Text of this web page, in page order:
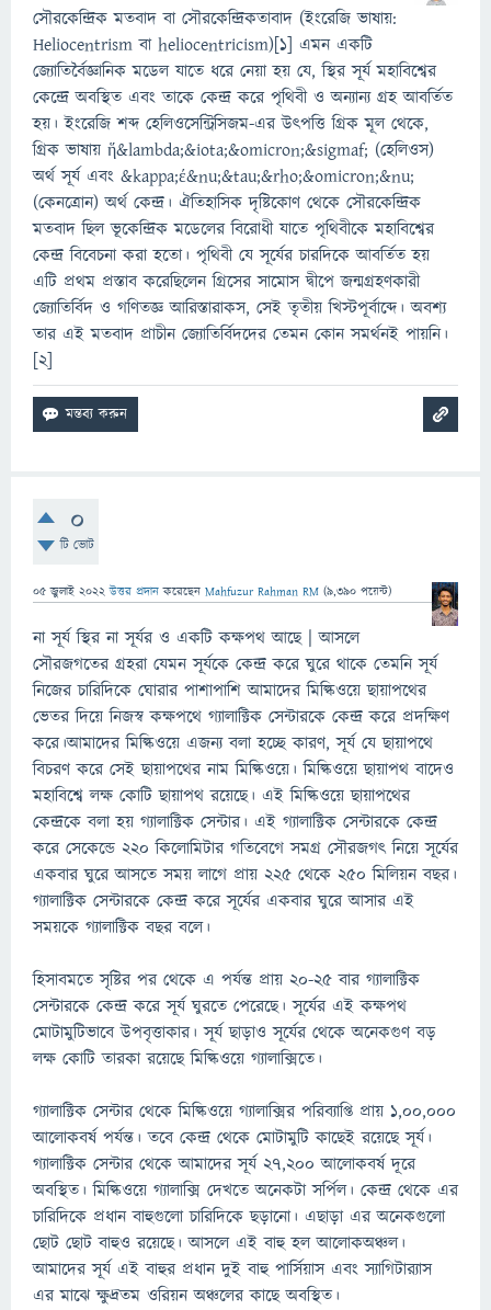
সৌরকেন্দ্রিক মতবাদ বা সৌরকেন্দ্রিকতাবাদ (ইংরেজি ভাষায়:
Heliocentrism বা heliocentricism)[১] এমন একটি
জ্যোতির্বৈজ্ঞানিক মডেল যাতে ধরে নেয়া হয় যে, স্থির সূর্য মহাবিশ্বের
কেন্দ্রে অবস্থিত এবং তাকে কেন্দ্র করে পৃথিবী ও অন্যান্য গ্রহ আবর্তিত
হয়। ইংরেজি শব্দ হেলিওসেন্ট্রিসিজম-এর উৎপত্তি গ্রিক মূল থেকে,
গ্রিক ভাষায় ἥ&lambda;&iota;&omicron;&sigmaf; (হেলিওস)
অর্থ সূর্য এবং &kappa;έ&nu;&tau;&rho;&omicron;&nu;
(কেনত্রোন) অর্থ কেন্দ্র। ঐতিহাসিক দৃষ্টিকোণ থেকে সৌরকেন্দ্রিক
মতবাদ ছিল ভূকেন্দ্রিক মডেলের বিরোধী যাতে পৃথিবীকে মহাবিশ্বের
কেন্দ্র বিবেচনা করা হতো। পৃথিবী যে সূর্যের চারদিকে আবর্তিত হয়
এটি প্রথম প্রস্তাব করেছিলেন গ্রিসের সামোস দ্বীপে জন্মগ্রহণকারী
জ্যোতির্বিদ ও গণিতজ্ঞ আরিস্তারাকস, সেই তৃতীয় খিস্টপূর্বাব্দে। অবশ্য
তার এই মতবাদ প্রাচীন জ্যোতির্বিদদের তেমন কোন সমর্থনই পায়নি।
[২]
0
টি ভোট
05 জুলাই 2022 উত্তর প্রদান করেছেন Mahfuzur Rahman RM (9,390 পয়েন্ট)
না সূর্য স্থির না সূর্যর ও একটি কক্ষপথ আছে | আসলে
সৌরজগতের গ্রহরা যেমন সূর্যকে কেন্দ্র করে ঘুরে থাকে তেমনি সূর্য
নিজের চারিদিকে ঘোরার পাশাপাশি আমাদের মিল্কিওয়ে ছায়াপথের
ভেতর দিয়ে নিজস্ব কক্ষপথে গ্যালাক্টিক সেন্টারকে কেন্দ্র করে প্রদক্ষিণ
করে।আমাদের মিল্কিওয়ে এজন্য বলা হচ্ছে কারণ, সূর্য যে ছায়াপথে
বিচরণ করে সেই ছায়াপথের নাম মিল্কিওয়ে। মিল্কিওয়ে ছায়াপথ বাদেও
মহাবিশ্বে লক্ষ কোটি ছায়াপথ রয়েছে। এই মিল্কিওয়ে ছায়াপথের
কেন্দ্রকে বলা হয় গ্যালাক্টিক সেন্টার। এই গ্যালাক্টিক সেন্টারকে কেন্দ্র
করে সেকেন্ডে ২২০ কিলোমিটার গতিবেগে সমগ্র সৌরজগৎ নিয়ে সূর্যের
একবার ঘুরে আসতে সময় লাগে প্রায় ২২৫ থেকে ২৫০ মিলিয়ন বছর।
গ্যালাক্টিক সেন্টারকে কেন্দ্র করে সূর্যের একবার ঘুরে আসার এই
সময়কে গ্যালাক্টিক বছর বলে।
হিসাবমতে সৃষ্টির পর থেকে এ পর্যন্ত প্রায় ২০-২৫ বার গ্যালাক্টিক
সেন্টারকে কেন্দ্র করে সূর্য ঘুরতে পেরেছে। সূর্যের এই কক্ষপথ
মোটামুটিভাবে উপবৃত্তাকার। সূর্য ছাড়াও সূর্যের থেকে অনেকগুণ বড়
লক্ষ কোটি তারকা রয়েছে মিল্কিওয়ে গ্যালাক্সিতে।
গ্যালাক্টিক সেন্টার থেকে মিল্কিওয়ে গ্যালাক্সির পরিব্যাপ্তি প্রায় ১,০০,০০০
আলোকবর্ষ পর্যন্ত। তবে কেন্দ্র থেকে মোটামুটি কাছেই রয়েছে সূর্য।
গ্যালাক্টিক সেন্টার থেকে আমাদের সূর্য ২৭,২০০ আলোকবর্ষ দূরে
অবস্থিত। মিল্কিওয়ে গ্যালাক্সি দেখতে অনেকটা সর্পিল। কেন্দ্র থেকে এর
চারিদিকে প্রধান বাহুগুলো চারিদিকে ছড়ানো। এছাড়া এর অনেকগুলো
ছোট ছোট বাহুও রয়েছে। আসলে এই বাহু হল আলোকঅঞ্চল।
আমাদের সূর্য এই বাহুর প্রধান দুই বাহু পার্সিয়াস এবং স্যাগিটার‍্যাস
এর মাঝে ক্ষুদ্রতম ওরিয়ন অঞ্চলের কাছে অবস্থিত।